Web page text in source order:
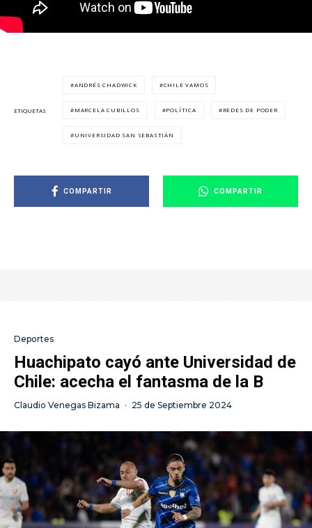
ETIQUETAS
ANDRÉS CHADWICK CHILE VAMOS
MARCELA CUBILLOS POLÍTICA REDES DE PODER
UNIVERSIDAD SAN SEBASTIÁN
COMPARTIR COMPARTIR
Deportes
Huachipato cayó ante Universidad de
Chile: acecha el fantasma de la B
Claudio Venegas Bizama · 25 de Septiembre 2024